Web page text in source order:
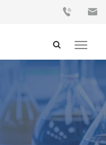
Toggle